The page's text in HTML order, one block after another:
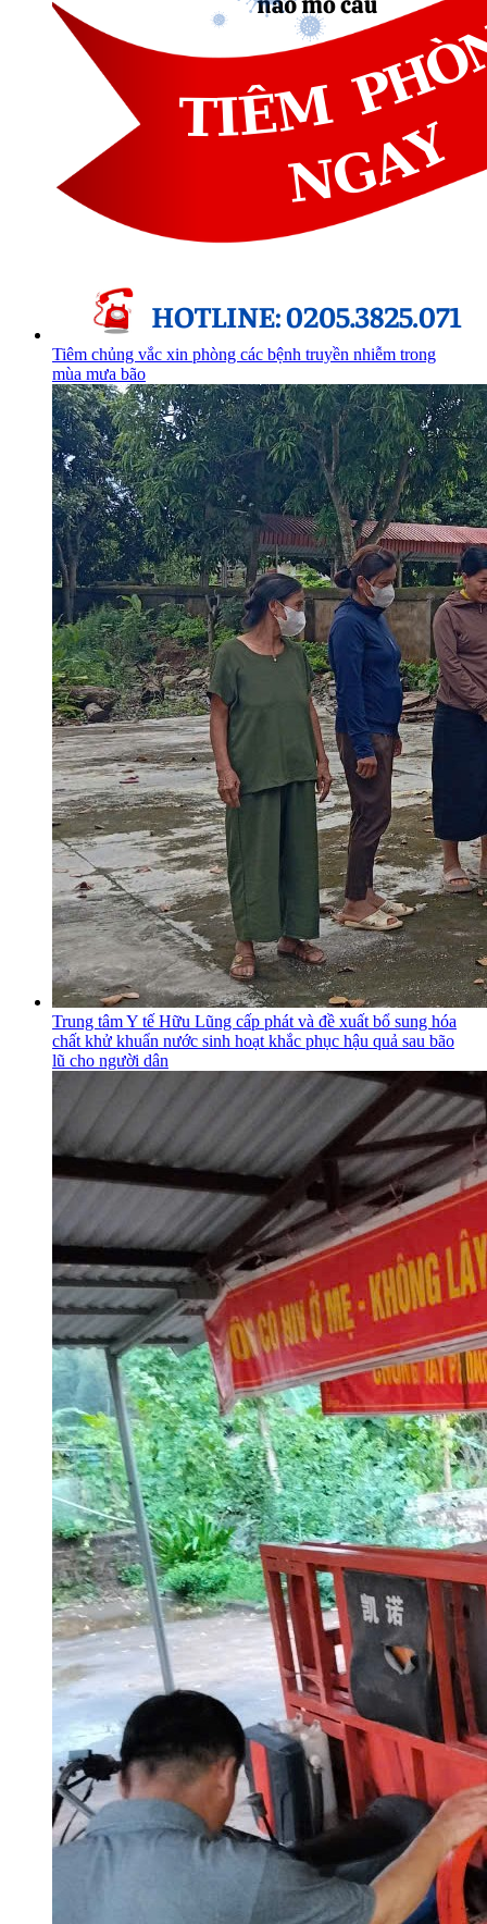
Tiêm chủng vắc xin phòng các bệnh truyền nhiễm trong
mùa mưa bão
Trung tâm Y tế Hữu Lũng cấp phát và đề xuất bổ sung hóa
chất khử khuẩn nước sinh hoạt khắc phục hậu quả sau bão
lũ cho người dân